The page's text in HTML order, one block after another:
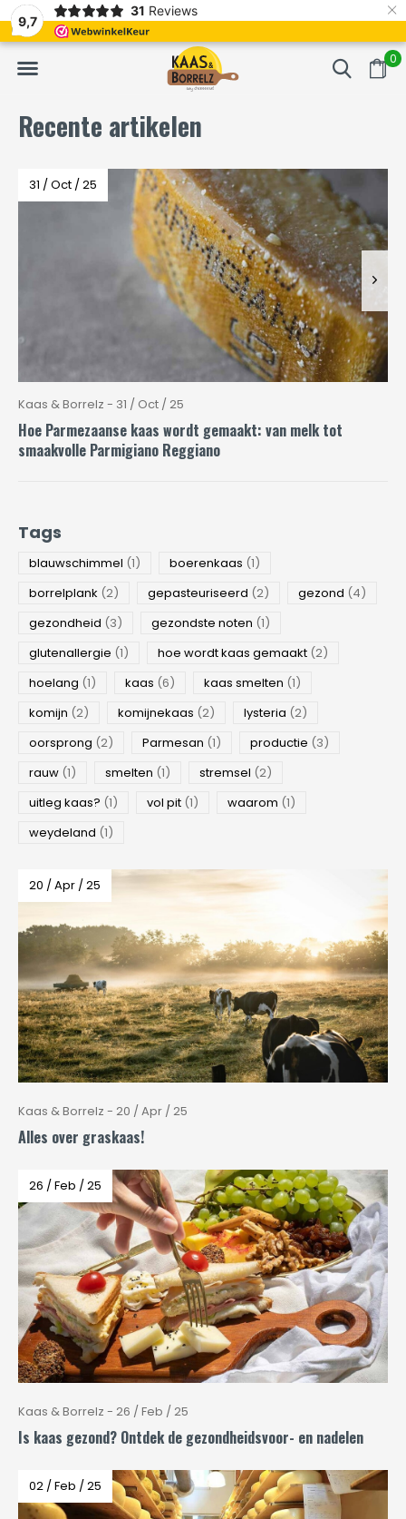
9,7
31 Reviews ×
0
Vaak volgende dag geleverd Gratis bezorgd
Recente artikelen
31 / Oct / 25
Kaas & Borrelz - 31 / Oct / 25
Hoe Parmezaanse kaas wordt gemaakt: van melk tot
smaakvolle Parmigiano Reggiano
Tags
blauwschimmel (1) boerenkaas (1)
borrelplank (2) gepasteuriseerd (2) gezond (4)
gezondheid (3) gezondste noten (1)
glutenallergie (1) hoe wordt kaas gemaakt (2)
hoelang (1) kaas (6) kaas smelten (1)
komijn (2) komijnekaas (2) lysteria (2)
oorsprong (2) Parmesan (1) productie (3)
rauw (1) smelten (1) stremsel (2)
uitleg kaas? (1) vol pit (1) waarom (1)
weydeland (1)
20 / Apr / 25
Kaas & Borrelz - 20 / Apr / 25
Alles over graskaas!
26 / Feb / 25
Kaas & Borrelz - 26 / Feb / 25
Is kaas gezond? Ontdek de gezondheidsvoor- en nadelen
02 / Feb / 25